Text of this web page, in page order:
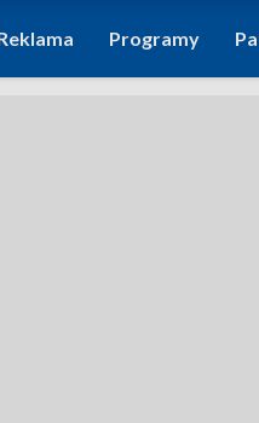
Programy